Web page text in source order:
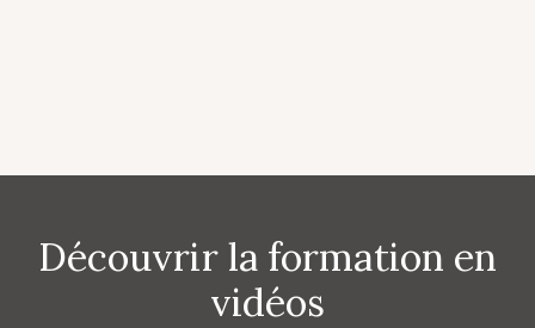
Découvrir la formation en
vidéos​